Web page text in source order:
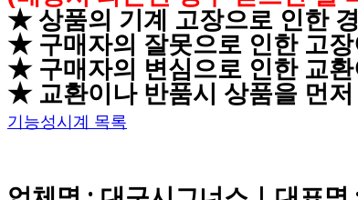
★ 상품의 기계 고장으로 인한
★ 구매자의 잘못으로 인한 고
★ 구매자의 변심으로 인한 교
★ 교환이나 반품시 상품을 먼
기능성시계 목록